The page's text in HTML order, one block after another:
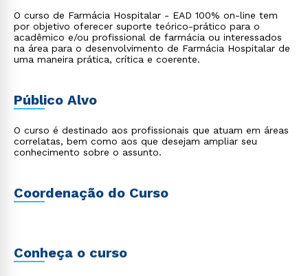
O curso de Farmácia Hospitalar - EAD 100% on-line tem
por objetivo oferecer suporte teórico-prático para o
acadêmico e/ou profissional de farmácia ou interessados
na área para o desenvolvimento de Farmácia Hospitalar de
uma maneira prática, crítica e coerente.
Público Alvo
O curso é destinado aos profissionais que atuam em áreas
correlatas, bem como aos que desejam ampliar seu
conhecimento sobre o assunto.
Coordenação do Curso
Conheça o curso